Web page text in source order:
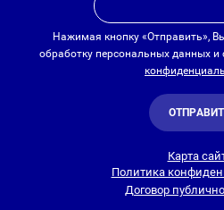
Нажимая кнопку «Отправить»,
обработку персональных данных и
Карта
Политика
Договор